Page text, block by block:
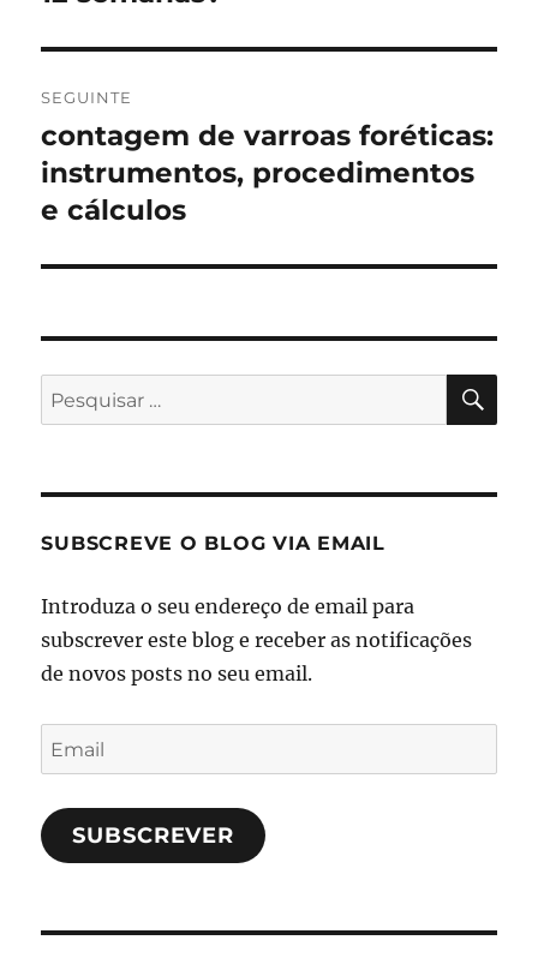
SEGUINTE
Artigo
seguinte:
contagem de varroas foréticas:
instrumentos, procedimentos
e cálculos
Pesquisar
por:
SUBSCREVE O BLOG VIA EMAIL
Introduza o seu endereço de email para
subscrever este blog e receber as notificações
de novos posts no seu email.
Email
SUBSCREVER